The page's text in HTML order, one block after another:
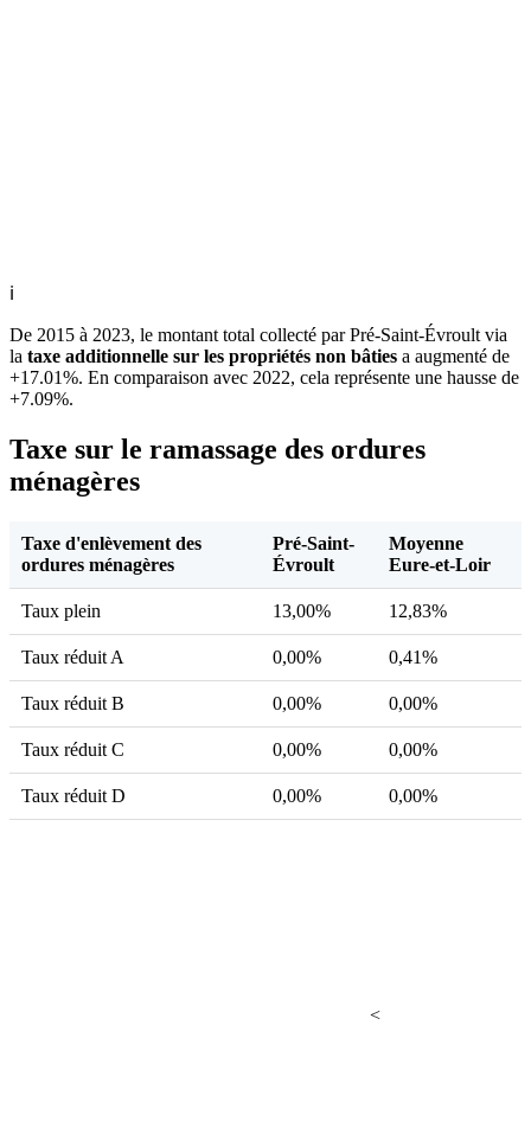
ℹ
De 2015 à 2023, le montant total collecté par Pré-Saint-Évroult via
la taxe additionnelle sur les propriétés non bâties a augmenté de
+17.01%. En comparaison avec 2022, cela représente une hausse de
+7.09%.
Taxe sur le ramassage des ordures
ménagères
Taxe d'enlèvement des
ordures ménagères
Pré-Saint-
Évroult
Moyenne
Eure-et-Loir
Taux plein 13,00% 12,83%
Taux réduit A 0,00% 0,41%
Taux réduit B 0,00% 0,00%
Taux réduit C 0,00% 0,00%
Taux réduit D 0,00% 0,00%
<